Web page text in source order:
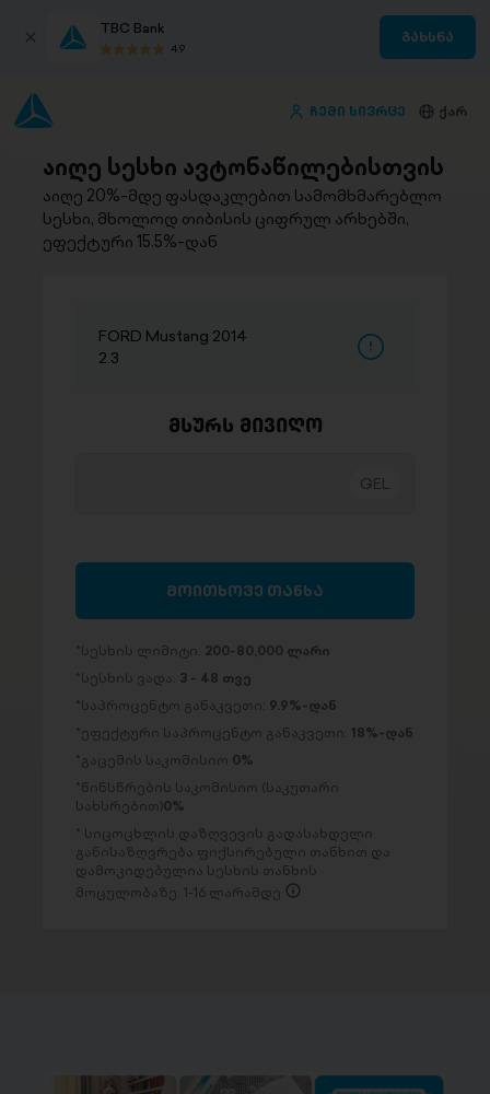
TBC Bank
4.9
გახსნა
ჩემი სივრცე ქარ
აიღე სესხი ავტონაწილებისთვის
აიღე 20%-მდე ფასდაკლებით სამომხმარებლო
სესხი, მხოლოდ თიბისის ციფრულ არხებში,
ეფექტური 15.5%-დან
FORD Mustang 2014
2.3
მსურს მივიღო
მოითხოვე თანხა
სესხის ლიმიტი: 200-80,000 ლარი
სესხის ვადა: 3 - 48 თვე
საპროცენტო განაკვეთი: 9.9%-დან
ეფექტური საპროცენტო განაკვეთი: 18%-დან
გაცემის საკომისიო 0%
წინსწრების საკომისიო (საკუთარი
სახსრებით)0%
სიცოცხლის დაზღვევის გადასახდელი
განისაზღვრება ფიქსირებული თანხით და
დამოკიდებულია სესხის თანხის
მოცულობაზე: 1-16 ლარამდე